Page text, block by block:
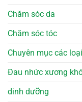
Chăm sóc da
Chăm sóc tóc
Chuyên mục các
Đau nhức xương
dinh dưỡng